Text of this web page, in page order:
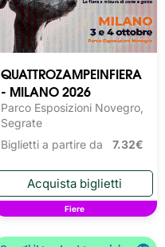
QUATTROZAMPEINFIERA
- MILANO 2026
Parco Esposizioni Novegro,
Segrate
Biglietti a partire da 7.32€
Fiere